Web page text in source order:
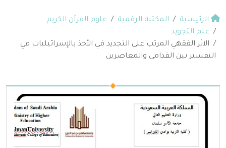
الرئيسية المكتبة الرقمية
علوم القرآن الكريم
علم التجويد
الاثر الفقهي المرتب على التجديد في الأخذ بالإسرائيليات في
التفسير بين القدامى والمعاصرين